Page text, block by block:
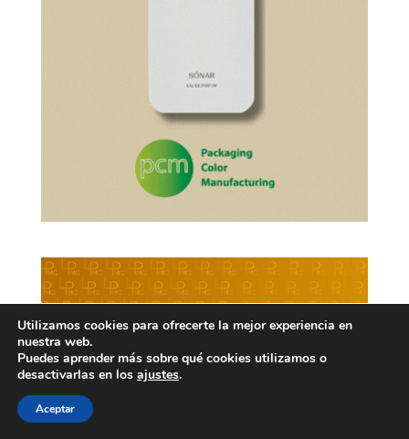
Utilizamos cookies para ofrecerte la mejor experiencia en
nuestra web.
Puedes aprender más sobre qué cookies utilizamos o
desactivarlas en los ajustes.
Aceptar